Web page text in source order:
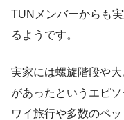
TUNメンバーからも
るようです。
実家には螺旋階段や
があったというエピ
ワイ旅行や多数のペ